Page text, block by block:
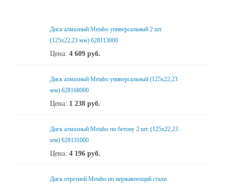
Диск алмазный Metabo универсальный 2 шт.
(125x22,23 мм) 628113000
Цена: 4 609 руб.
Диск алмазный Metabo универсальный (125x22,23
мм) 628168000
Цена: 1 238 руб.
Диск алмазный Metabo по бетону 2 шт. (125x22,23
мм) 628131000
Цена: 4 196 руб.
Диск отрезной Metabo по нержавеющий стали